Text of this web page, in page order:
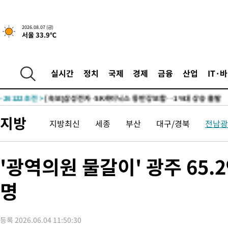
2026.08.07 (금)
서울 33.9℃
실시간 정치 국제 경제 금융 산업 IT·
-28983초 전 >[속보]'300억원대 사기 혐의' 차가원 대표 구속 송치
-28177초 전 >"미 전국적 살모네라 식중독 원인은 멕시코산 할라피뇨"--
-26571초 전 >
[속보]합수본, '투표율 허위 입력' 중앙·서울·경기도 선관위
압수수색
-26326초 전 >
-26122초 전 >[속보]삼성전자·SK하이닉스 동반 강보합…1%대 상승 출발
-26076초 전 >
[속보]코스피, 6300선 재탈환…1.09% 오른 6365.07 개장
-23241초 전 >시리아 다마스쿠스 교외에서 미니버스 폭발.. 14명 부상, 3명
-17503초 전 >이란, 호르무즈서 "적국 목표물들"과 대치로 남부 케슘섬에서
례 큰 폭발음
-16218초 전 >
발효
-14369초 전 >
-29753초 전 >민주 콩고 에볼라환자 4천명 돌파, 4053명 발생 1850명 사망
지방 지방최신 세종 부산 대구/경북 전남
'광역의원 물갈이' 광주
명
등록 2026.06.04 11:50:30